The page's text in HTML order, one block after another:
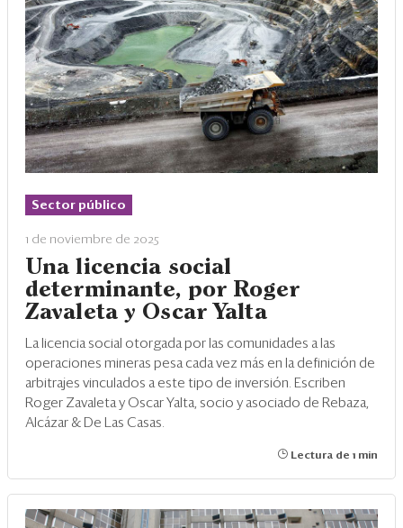
Sector público
1 de noviembre de 2025
Una licencia social
determinante, por Roger
Zavaleta y Oscar Yalta
La licencia social otorgada por las comunidades a las
operaciones mineras pesa cada vez más en la definición de
arbitrajes vinculados a este tipo de inversión. Escriben
Roger Zavaleta y Oscar Yalta, socio y asociado de Rebaza,
Alcázar & De Las Casas.
Lectura de 1 min